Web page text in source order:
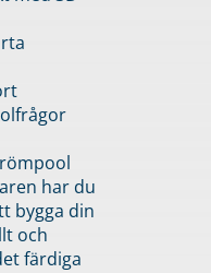
har du
bygga din
och
färdiga